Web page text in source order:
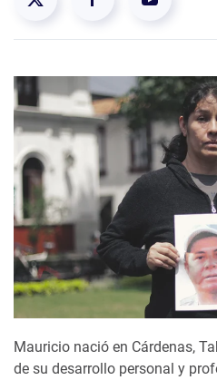
Mauricio nació en Cárdenas,
de su desarrollo personal y